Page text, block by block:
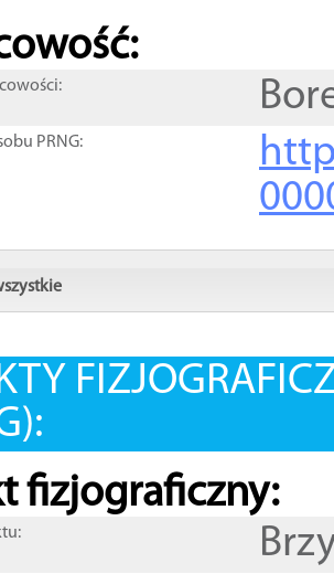
PRNG:
fizjograficzny: